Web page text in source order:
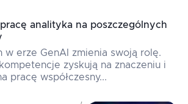
analityka na poszczególnych
w erze GenAI zmienia swoją rolę.
zyskują na znaczeniu i
pracę współczesny...